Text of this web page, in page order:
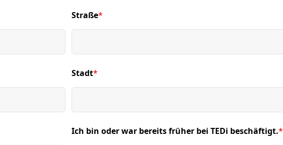
Straße*
(required)
Stadt*
(required)
Ich bin oder war bereits früher bei TEDi beschäftigt.*
(required)